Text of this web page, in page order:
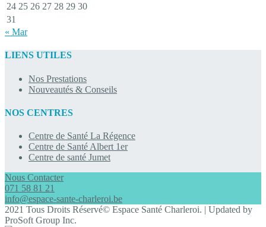
24 25 26 27 28 29 30
31
« Mar
LIENS UTILES
Nos Prestations
Nouveautés & Conseils
NOS CENTRES
Centre de Santé La Régence
Centre de Santé Albert 1er
Centre de santé Jumet
Nous Contacter
071 58 81 21
info@espace-sante-charleroi.be
2021 Tous Droits Réservé© Espace Santé Charleroi. | Updated by
ProSoft Group Inc.